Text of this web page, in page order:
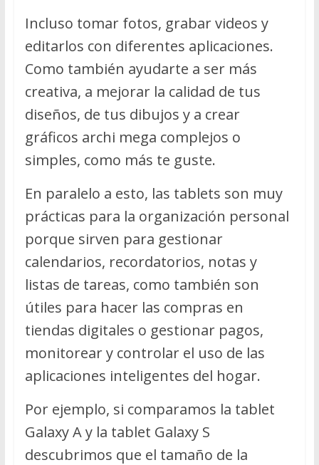
Incluso tomar fotos, grabar videos y
editarlos con diferentes aplicaciones.
Como también ayudarte a ser más
creativa, a mejorar la calidad de tus
diseños, de tus dibujos y a crear
gráficos archi mega complejos o
simples, como más te guste.
En paralelo a esto, las tablets son muy
prácticas para la organización personal
porque sirven para gestionar
calendarios, recordatorios, notas y
listas de tareas, como también son
útiles para hacer las compras en
tiendas digitales o gestionar pagos,
monitorear y controlar el uso de las
aplicaciones inteligentes del hogar.
Por ejemplo, si comparamos la tablet
Galaxy A y la tablet Galaxy S
descubrimos que el tamaño de la